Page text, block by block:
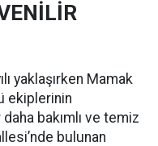
yaklaşırken Mamak
ekiplerinin
bakımlı ve temiz
bulunan